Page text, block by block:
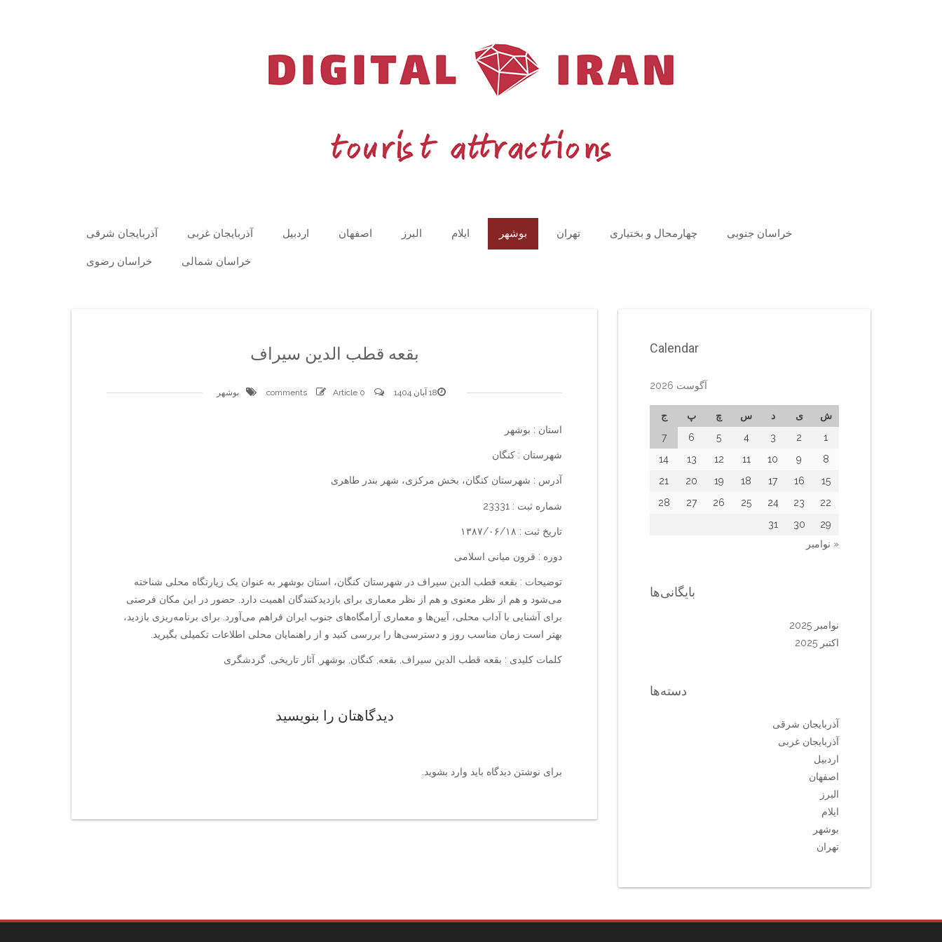
آذربایجان شرقی آذربایجان غربی اردبیل اصفهان البرز ایلام بوشهر تهران چهارمحال و بختیاری خراسان جنوبی
خراسان رضوی خراسان شمالی
بقعه قطب الدین سیراف
18 آبان 1404 0 comments
Article بوشهر
استان : بوشهر
شهرستان : کنگان
آدرس : شهرستان کنگان، بخش مرکزی، شهر بندر طاهری
شماره ثبت : 23331
تاریخ ثبت : ۱۳۸۷/۰۶/۱۸
دوره : قرون میانی اسلامی
توضیحات : بقعه قطب الدین سیراف در شهرستان کنگان، استان بوشهر به عنوان یک زیارتگاه محلی شناخته
می‌شود و هم از نظر معنوی و هم از نظر معماری برای بازدیدکنندگان اهمیت دارد. حضور در این مکان فرصتی
برای آشنایی با آداب محلی، آیین‌ها و معماری آرامگاه‌های جنوب ایران فراهم می‌آورد. برای برنامه‌ریزی بازدید،
بهتر است زمان مناسب روز و دسترسی‌ها را بررسی کنید و از راهنمایان محلی اطلاعات تکمیلی بگیرید.
کلمات کلیدی : بقعه قطب الدین سیراف, بقعه, کنگان, بوشهر, آثار تاریخی, گردشگری
دیدگاهتان را بنویسید
برای نوشتن دیدگاه باید وارد بشوید.
Calendar
آگوست 2026
ش ی د س چ پ
ج
1
2
3
4
5
6
7
8
9
10
11
12
13
14
15
16
17
18
19
20
21
22
23
24
25
26
27
28
29
30
31
« نوامبر
بایگانی‌ها
نوامبر 2025
اکتبر 2025
دسته‌ها
آذربایجان شرقی
آذربایجان غربی
اردبیل
اصفهان
البرز
ایلام
بوشهر
تهران